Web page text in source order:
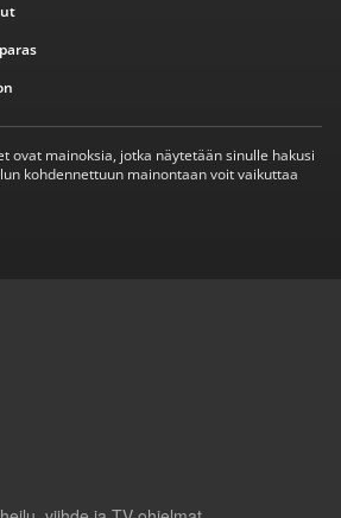
ovat mainoksia, jotka näytetään sinulle hakusi
kohdennettuun mainontaan voit vaikuttaa